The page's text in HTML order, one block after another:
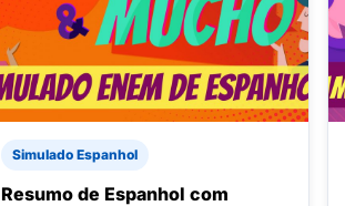
Simulado Espanhol
Resumo de Espanhol com